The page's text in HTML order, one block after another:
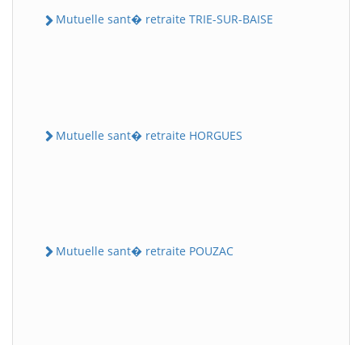
Mutuelle sant� retraite TRIE-SUR-BAISE
Mutuelle sant� retraite HORGUES
Mutuelle sant� retraite POUZAC